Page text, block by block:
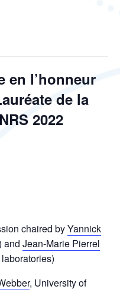
en l’honneur
de la
2022
chaired byYannick
and Jean-Marie Pierrel
, University of